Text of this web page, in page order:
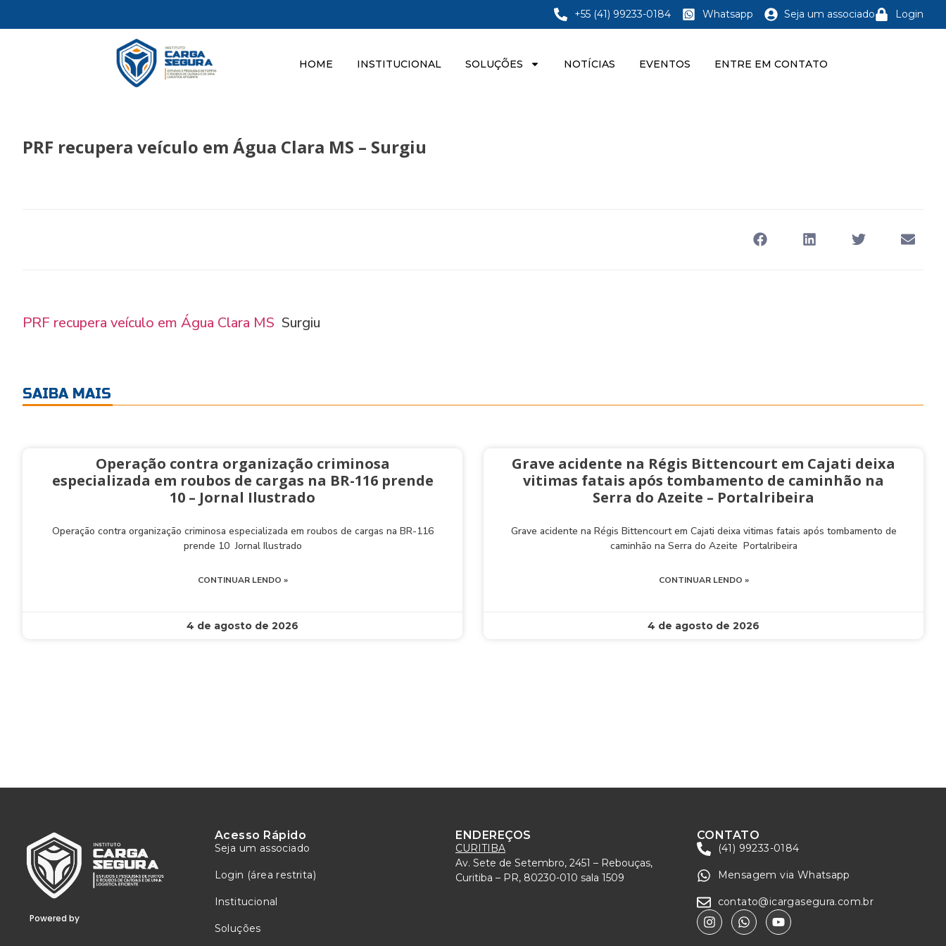
+55 (41) 99233-0184 Whatsapp Seja um associado Login
HOME INSTITUCIONAL SOLUÇÕES NOTÍCIAS EVENTOS ENTRE EM CONTATO
PRF recupera veículo em Água Clara MS – Surgiu
PRF recupera veículo em Água Clara MS Surgiu
SAIBA MAIS
Operação contra organização criminosa
especializada em roubos de cargas na BR-116 prende
10 – Jornal Ilustrado
Operação contra organização criminosa especializada em roubos de cargas na BR-116
prende 10 Jornal Ilustrado
CONTINUAR LENDO »
4 de agosto de 2026
Grave acidente na Régis Bittencourt em Cajati deixa
vitimas fatais após tombamento de caminhão na
Serra do Azeite – Portalribeira
Grave acidente na Régis Bittencourt em Cajati deixa vitimas fatais após tombamento de
caminhão na Serra do Azeite Portalribeira
CONTINUAR LENDO »
4 de agosto de 2026
Powered by
Acesso Rápido
Seja um associado
Login (área restrita)
Institucional
Soluções
ENDEREÇOS
CURITIBA
Av. Sete de Setembro, 2451 – Rebouças,
Curitiba – PR, 80230-010 sala 1509
CONTATO
(41) 99233-0184
Mensagem via Whatsapp
contato@icargasegura.com.br